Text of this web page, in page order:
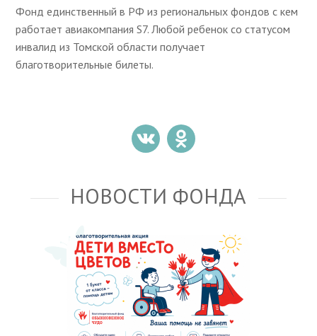
Фонд единственный в РФ из региональных фондов с кем
работает авиакомпания S7. Любой ребенок со статусом
инвалид из Томской области получает
благотворительные билеты.
НОВОСТИ ФОНДА